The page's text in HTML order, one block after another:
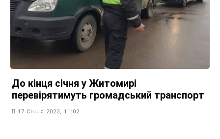
До кінця січня у Житомирі
перевірятимуть громадський транспорт
17 Січня 2023, 11:02